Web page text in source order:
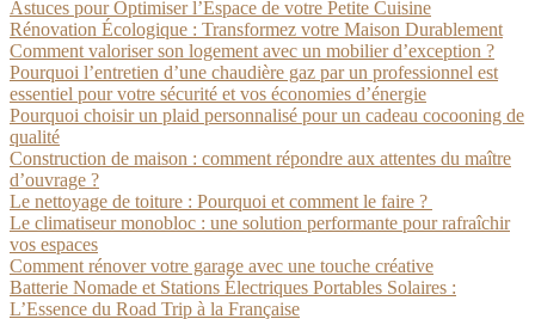
Astuces pour Optimiser l’Espace de votre Petite Cuisine
Rénovation Écologique : Transformez votre Maison Durablement
Comment valoriser son logement avec un mobilier d’exception ?
Pourquoi l’entretien d’une chaudière gaz par un professionnel est
essentiel pour votre sécurité et vos économies d’énergie
Pourquoi choisir un plaid personnalisé pour un cadeau cocooning de
qualité
Construction de maison : comment répondre aux attentes du maître
d’ouvrage ?
Le nettoyage de toiture : Pourquoi et comment le faire ?
Le climatiseur monobloc : une solution performante pour rafraîchir
vos espaces
Comment rénover votre garage avec une touche créative
Batterie Nomade et Stations Électriques Portables Solaires :
L’Essence du Road Trip à la Française